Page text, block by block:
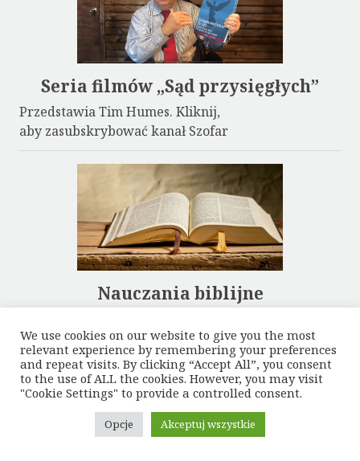
Seria filmów „Sąd przysięgłych”
Przedstawia Tim Humes. Kliknij,
aby zasubskrybować kanał Szofar
Nauczania biblijne
We use cookies on our website to give you the most
relevant experience by remembering your preferences
and repeat visits. By clicking “Accept All”, you consent
to the use of ALL the cookies. However, you may visit
"Cookie Settings" to provide a controlled consent.
Opcje Akceptuj wszystkie